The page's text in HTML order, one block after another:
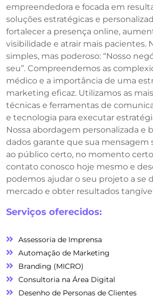
empreendedora e focada em
soluções estratégicas e
fortalecer a presença online,
visibilidade e atrair mais pacientes.
simples, mas poderoso: “Nosso
seu”. Compreendemos as
médico e a importância de uma
marketing eficaz. Utilizamos as
técnicas e ferramentas de
e tecnologia para executar
Nossa abordagem personalizada e
dados garante que sua mensagem
ao público certo, no momento
contato conosco hoje mesmo e
podemos ajudar o seu projeto a se
mercado e obter resultados
Serviços oferecidos:
Assessoria de Imprensa
Automação de Marketing
Branding (MICRO)
Consultoria na Área Digital
Desenho de Personas de Clientes